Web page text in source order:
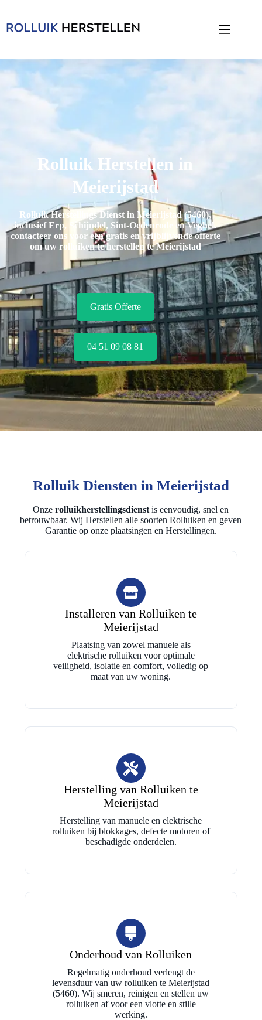
Rolluik Herstellen in
Meierijstad
Rolluik Herstellings Dienst in Meierijstad (5460),
inclusiefErp, Schijndel, Sint-Oedenrode en Veghel .
contacteer ons voor een gratis en vrijblijvende offerte
om uw rolluiken te herstellen te Meierijstad
Gratis Offerte
04 51 09 08 81
Rolluik Diensten in Meierijstad
Onzerolluikherstellingsdienst is eenvoudig, snel en
betrouwbaar. Wij Herstellen alle soorten Rolluiken en geven
Garantie op onze plaatsingen en Herstellingen.
Installeren van Rolluiken te
Meierijstad
Plaatsing van zowel manuele als
elektrische rolluiken voor optimale
veiligheid, isolatie en comfort, volledig op
maat van uw woning.
Herstelling van Rolluiken te
Meierijstad
Herstelling van manuele en elektrische
rolluiken bij blokkages, defecte motoren of
beschadigde onderdelen.
Onderhoud van Rolluiken
Regelmatig onderhoud verlengt de
levensduur van uw rolluiken te Meierijstad
(5460). Wij smeren, reinigen en stellen uw
rolluiken af voor een vlotte en stille
werking.